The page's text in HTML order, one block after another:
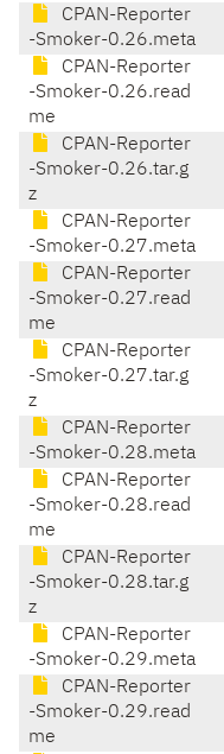
CPAN-Reporter
-Smoker-0.26.meta
CPAN-Reporter
-Smoker-0.26.read
me
CPAN-Reporter
-Smoker-0.26.tar.g
z
CPAN-Reporter
-Smoker-0.27.meta
CPAN-Reporter
-Smoker-0.27.read
me
CPAN-Reporter
-Smoker-0.27.tar.g
z
CPAN-Reporter
-Smoker-0.28.meta
CPAN-Reporter
-Smoker-0.28.read
me
CPAN-Reporter
-Smoker-0.28.tar.g
z
CPAN-Reporter
-Smoker-0.29.meta
CPAN-Reporter
-Smoker-0.29.read
me